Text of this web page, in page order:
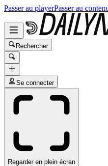
Passer au playerPasser au
Rechercher
Se connecter
Regarder en plein écran